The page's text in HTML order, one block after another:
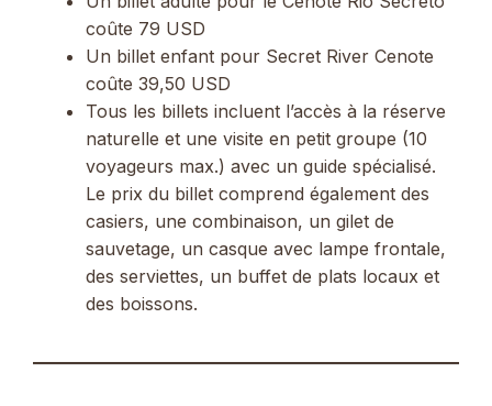
coûte 79 USD
Un billet enfant pour Secret River Cenote
coûte 39,50 USD
Tous les billets incluent l’accès à la réserve
naturelle et une visite en petit groupe (10
voyageurs max.) avec un guide spécialisé.
Le prix du billet comprend également des
casiers, une combinaison, un gilet de
sauvetage, un casque avec lampe frontale,
des serviettes, un buffet de plats locaux et
des boissons.